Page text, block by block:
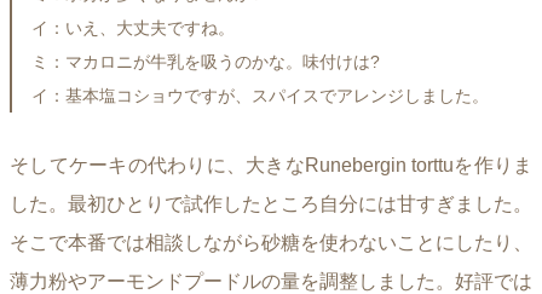
イ：いえ、大丈夫ですね。
ミ：マカロニが牛乳を吸うのかな。味付けは?
イ：基本塩コショウですが、スパイスでアレンジしました。
そしてケーキの代わりに、大きなRunebergin torttuを作りま
した。最初ひとりで試作したところ自分には甘すぎました。
そこで本番では相談しながら砂糖を使わないことにしたり、
薄力粉やアーモンドプードルの量を調整しました。好評では